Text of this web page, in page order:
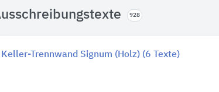
928
Keller-Trennwand Signum (Holz) (6 Texte)